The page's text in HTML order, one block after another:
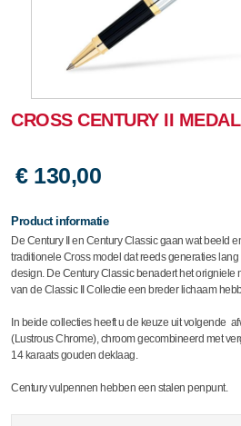
CROSS CENTURY II
€ 130,00
Product informatie
De Century II en Century Classic gaan wat beeld
traditionele Cross model dat reeds generaties
design. De Century Classic benadert het origniele
van de Classic II Collectie een breder lichaam
In beide collecties heeft u de keuze uit volgende
(Lustrous Chrome), chroom gecombineerd met
14 karaats gouden deklaag.
Century vulpennen hebben een stalen penpunt.